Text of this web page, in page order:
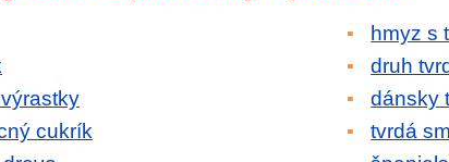
cukrík
hmyz s
druh
dánsky
tvrdá